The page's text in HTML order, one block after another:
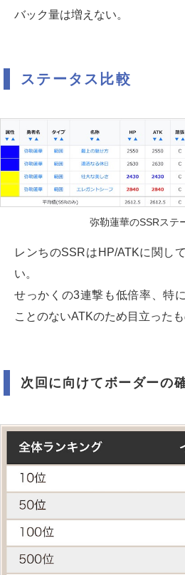
バック量は増えない。
ステータス比較
弥勒蓮華のSSRステ
レンちのSSRはHP/ATKに関し
い。
せっかくの3連撃も低倍率、特
ことのないATKのため目立った
次回に向けてボーダーの